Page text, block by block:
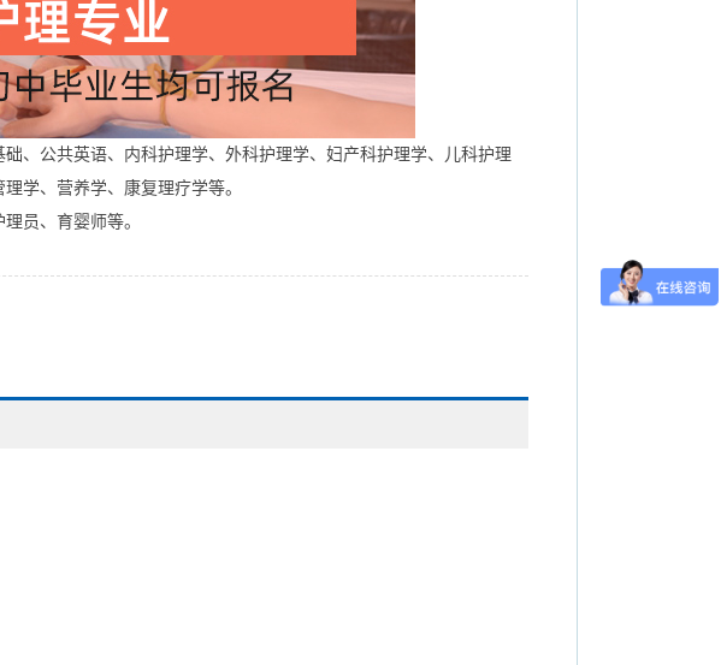
、公共英语、内科护理学、外科护理学、妇产科护理学、儿科护理
学、营养学、康复理疗学等。
员、育婴师等。